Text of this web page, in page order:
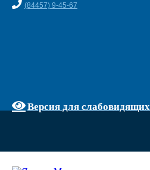
(84457) 9-45-67
Версия для слабовидящих